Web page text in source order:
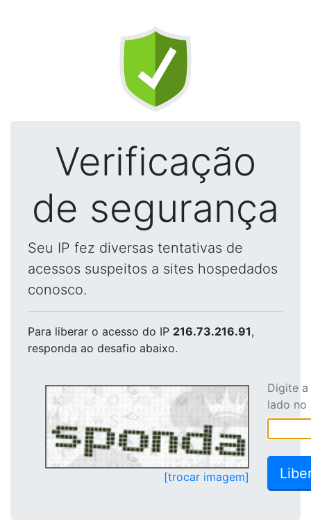
Verificação
de segurança
Seu IP fez diversas tentativas de
acessos suspeitos a sites hospedados
conosco.
Para liberar o acesso do IP 216.73.216.91,
responda ao desafio abaixo.
[trocar imagem]
Digite
lado no